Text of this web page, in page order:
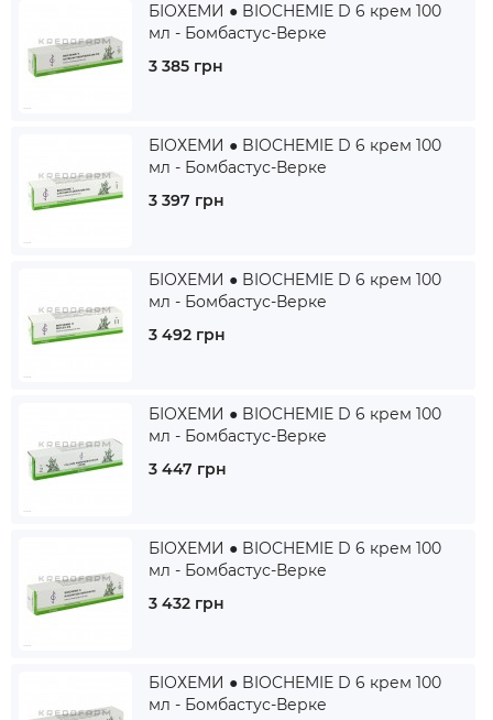
БІОХЕМИ ● BIOCHEMIE D 6 крем 100
мл - Бомбастус-Верке
3 385 грн
БІОХЕМИ ● BIOCHEMIE D 6 крем 100
мл - Бомбастус-Верке
3 397 грн
БІОХЕМИ ● BIOCHEMIE D 6 крем 100
мл - Бомбастус-Верке
3 492 грн
БІОХЕМИ ● BIOCHEMIE D 6 крем 100
мл - Бомбастус-Верке
3 447 грн
БІОХЕМИ ● BIOCHEMIE D 6 крем 100
мл - Бомбастус-Верке
3 432 грн
БІОХЕМИ ● BIOCHEMIE D 6 крем 100
мл - Бомбастус-Верке